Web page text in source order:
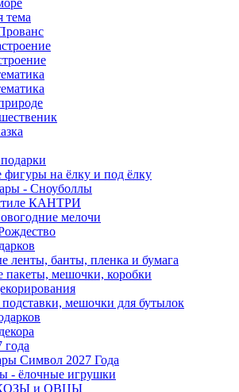
тема
фигуры на ёлку и под ёлку
- Сноуболлы
КАНТРИ
мелочи
ленты, банты, пленка и бумага
пакеты, мешочки, коробки
мешочки для бутылок
Символ 2027 Года
- ёлочные игрушки
и ОВЦЫ